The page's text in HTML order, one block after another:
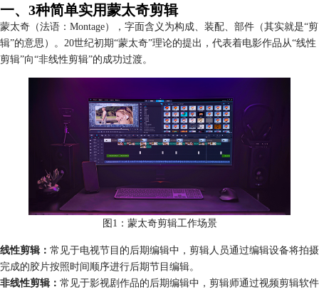
一、3种简单实用蒙太奇剪辑
蒙太奇（法语：Montage），字面含义为构成、装配、部件（其实就是“剪
辑”的意思）。20世纪初期“蒙太奇”理论的提出，代表着电影作品从“线性
剪辑”向“非线性剪辑”的成功过渡。
图1：蒙太奇剪辑工作场景
线性剪辑： 常见于电视节目的后期编辑中，剪辑人员通过编辑设备将拍摄
完成的胶片按照时间顺序进行后期节目编辑。
非线性剪辑： 常见于影视剧作品的后期编辑中，剪辑师通过视频剪辑软件